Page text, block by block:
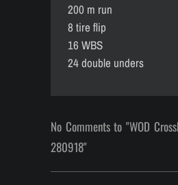
200 m run
8 tire flip
16 WBS
24 double unders
No Comments to "WOD
280918"